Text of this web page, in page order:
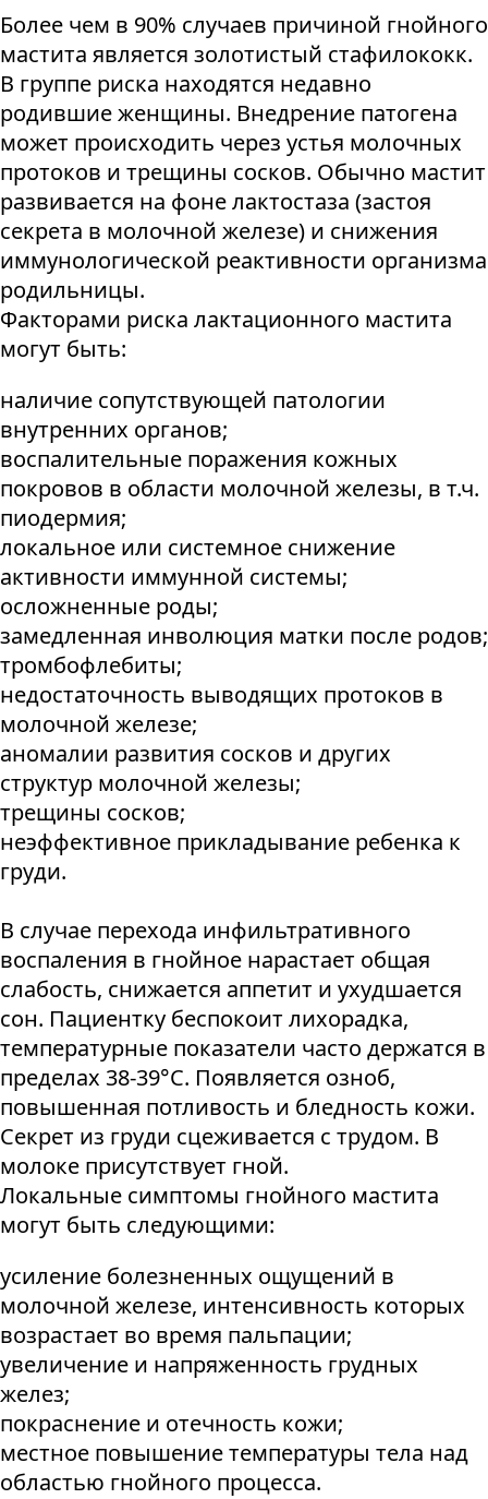
Более чем в 90% случаев причиной гнойного
мастита является золотистый стафилококк.
В группе риска находятся недавно
родившие женщины. Внедрение патогена
может происходить через устья молочных
протоков и трещины сосков. Обычно мастит
развивается на фоне лактостаза (застоя
секрета в молочной железе) и снижения
иммунологической реактивности организма
родильницы.
Факторами риска лактационного мастита
могут быть:
наличие сопутствующей патологии
внутренних органов;
воспалительные поражения кожных
покровов в области молочной железы, в т.ч.
пиодермия;
локальное или системное снижение
активности иммунной системы;
осложненные роды;
замедленная инволюция матки после родов;
тромбофлебиты;
недостаточность выводящих протоков в
молочной железе;
аномалии развития сосков и других
структур молочной железы;
трещины сосков;
неэффективное прикладывание ребенка к
груди.
В случае перехода инфильтративного
воспаления в гнойное нарастает общая
слабость, снижается аппетит и ухудшается
сон. Пациентку беспокоит лихорадка,
температурные показатели часто держатся в
пределах 38-39°С. Появляется озноб,
повышенная потливость и бледность кожи.
Секрет из груди сцеживается с трудом. В
молоке присутствует гной.
Локальные симптомы гнойного мастита
могут быть следующими:
усиление болезненных ощущений в
молочной железе, интенсивность которых
возрастает во время пальпации;
увеличение и напряженность грудных
желез;
покраснение и отечность кожи;
местное повышение температуры тела над
областью гнойного процесса.